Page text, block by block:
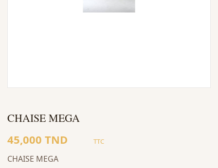
CHAISE MEGA
45,000 TND TTC
CHAISE MEGA